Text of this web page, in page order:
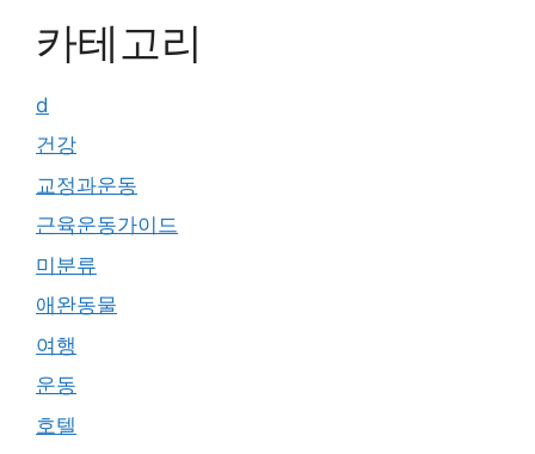
카테고리
d
건강
교정과운동
근육운동가이드
미분류
애완동물
여행
운동
호텔